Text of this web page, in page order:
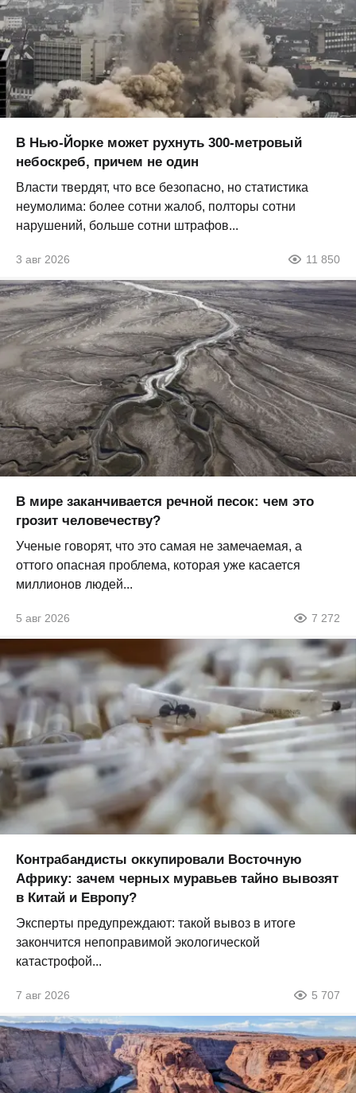
В Нью-Йорке может рухнуть 300-метровый
небоскреб, причем не один
Власти твердят, что все безопасно, но статистика
неумолима: более сотни жалоб, полторы сотни
нарушений, больше сотни штрафов...
3 авг 2026 11 850
В мире заканчивается речной песок: чем это
грозит человечеству?
Ученые говорят, что это самая не замечаемая, а
оттого опасная проблема, которая уже касается
миллионов людей...
5 авг 2026 7 272
Контрабандисты оккупировали Восточную
Африку: зачем черных муравьев тайно вывозят
в Китай и Европу?
Эксперты предупреждают: такой вывоз в итоге
закончится непоправимой экологической
катастрофой...
7 авг 2026 5 707